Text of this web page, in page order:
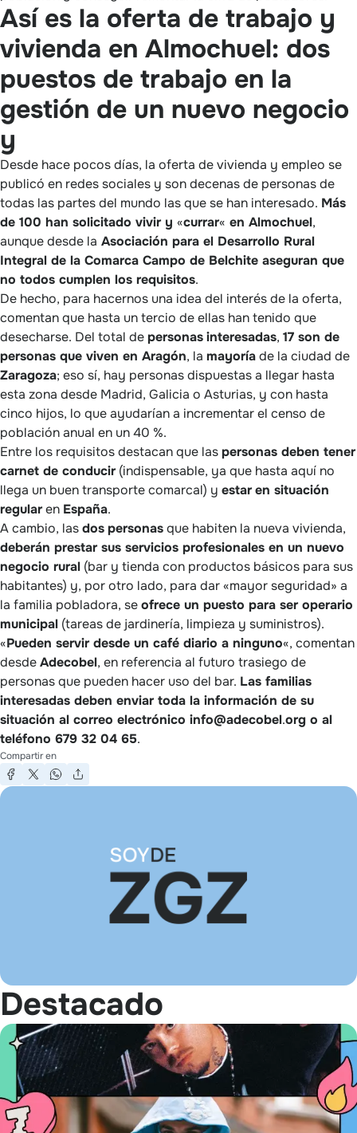
Así es la oferta de trabajo y
vivienda en Almochuel: dos
puestos de trabajo en la
gestión de un nuevo negocio
y
Desde hace pocos días, la oferta de vivienda y empleo se
publicó en redes sociales y son decenas de personas de
todas las partes del mundo las que se han interesado. Más
de 100 han solicitado vivir y «currar« en Almochuel,
aunque desde la Asociación para el Desarrollo Rural
Integral de la Comarca Campo de Belchite aseguran que
no todos cumplen los requisitos.
De hecho, para hacernos una idea del interés de la oferta,
comentan que hasta un tercio de ellas han tenido que
desecharse. Del total depersonasinteresadas, 17 son de
personas que viven en Aragón, la mayoríade la ciudad de
Zaragoza; eso sí, hay personas dispuestas a llegar hasta
esta zona desde Madrid, Galicia o Asturias, y con hasta
cinco hijos, lo que ayudarían a incrementar el censo de
población anual en un 40 %.
Entre los requisitos destacan que laspersonas deben tener
carnet de conducir(indispensable, ya que hasta aquí no
llega un buen transporte comarcal) y estaren situación
regularen España.
A cambio, lasdospersonasque habiten la nueva vivienda,
deberán prestar sus servicios profesionales en un nuevo
negocio rural (bar y tienda con productos básicos para sus
habitantes) y, por otro lado, para dar «mayor seguridad» a
la familia pobladora, seofrece un puesto para ser operario
municipal (tareas de jardinería, limpieza y suministros).
«Pueden servir desde un café diario a ninguno«, comentan
desdeAdecobel, en referencia al futuro trasiego de
personas que pueden hacer uso del bar. Las familias
interesadas deben enviar toda la información de su
situación al correo electrónico info@adecobel.org o al
teléfono 679 32 04 65.
Compartir en
Destacado